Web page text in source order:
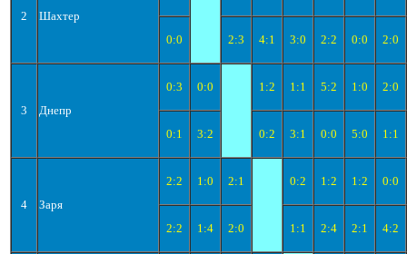
2 Шахтер
0:0 2:3 4:1 3:0 2:2 0:0 2:0
3 Днепр
0:3 0:0 1:2 1:1 5:2 1:0 2:0
0:1 3:2 0:2 3:1 0:0 5:0 1:1
4 Заря
2:2 1:0 2:1 0:2 1:2 1:2 0:0
2:2 1:4 2:0 1:1 2:4 2:1 4:2